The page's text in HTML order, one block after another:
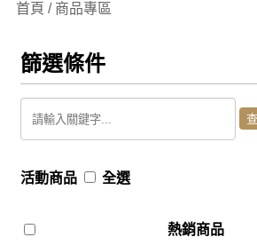
首頁 / 商品專區
篩選條件
活動商品 全選
熱銷商品